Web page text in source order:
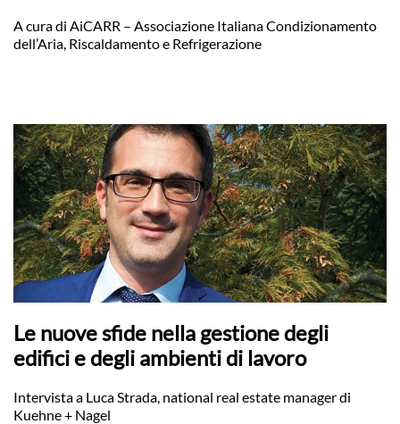
A cura di AiCARR – Associazione Italiana Condizionamento
dell’Aria, Riscaldamento e Refrigerazione
Le nuove sfide nella gestione degli
edifici e degli ambienti di lavoro
Intervista a Luca Strada, national real estate manager di
Kuehne + Nagel